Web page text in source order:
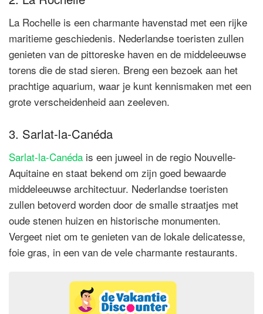
La Rochelle is een charmante havenstad met een rijke
maritieme geschiedenis. Nederlandse toeristen zullen
genieten van de pittoreske haven en de middeleeuwse
torens die de stad sieren. Breng een bezoek aan het
prachtige aquarium, waar je kunt kennismaken met een
grote verscheidenheid aan zeeleven.
3. Sarlat-la-Canéda
Sarlat-la-Canéda is een juweel in de regio Nouvelle-
Aquitaine en staat bekend om zijn goed bewaarde
middeleeuwse architectuur. Nederlandse toeristen
zullen betoverd worden door de smalle straatjes met
oude stenen huizen en historische monumenten.
Vergeet niet om te genieten van de lokale delicatesse,
foie gras, in een van de vele charmante restaurants.